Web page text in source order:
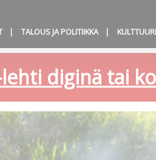
TALOUS JA POLITIIKKA KULTTUURI
diginä tai